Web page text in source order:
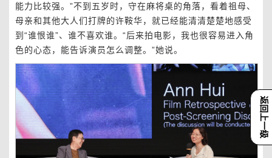
返回上一级
能力比较强。”不到五岁时，守在麻将桌的角落，看着祖母、
母亲和其他大人们打牌的许鞍华，就已经能清清楚楚地感受
到“谁恨谁”、谁不喜欢谁。“后来拍电影，我也很容易进入角
色的心态，能告诉演员怎么调整。”她说。